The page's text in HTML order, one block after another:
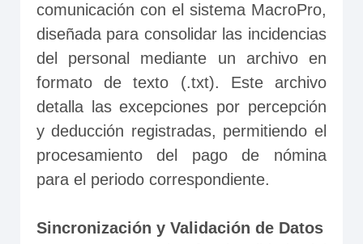
comunicación con el sistema MacroPro,
diseñada para consolidar las incidencias
del personal mediante un archivo en
formato de texto (.txt). Este archivo
detalla las excepciones por percepción
y deducción registradas, permitiendo el
procesamiento del pago de nómina
para el periodo correspondiente.
Sincronización y Validación de Datos